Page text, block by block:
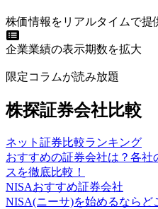
株価情報をリアルタイムで提
企業業績の表示期数を拡大
限定コラムが読み放題
株探証券会社比較
ネット証券比較ランキング
おすすめの証券会社は？各
スを徹底比較！
NISAおすすめ証券会社
NISA(ニーサ)を始めるなら